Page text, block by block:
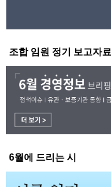
조합 임원 정기 보고자료
6월에 드리는 시